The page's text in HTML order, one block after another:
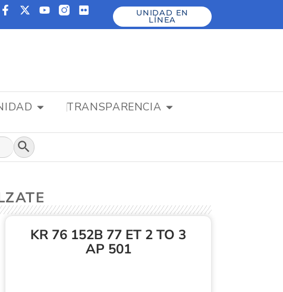
UNIDAD EN
LÍNEA
TRANSPARENCIA
Botón de búsqueda
KR 76 152B 77 ET 2 TO 3
AP 501